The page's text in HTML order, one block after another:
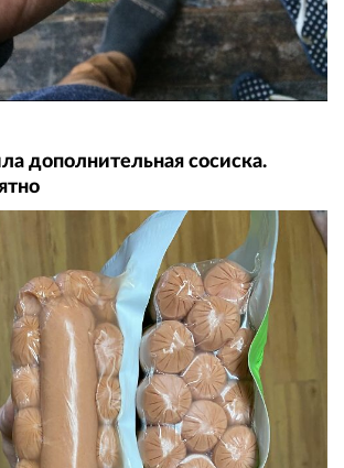
дополнительная сосиска.